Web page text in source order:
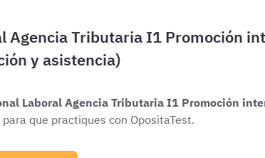
Agencia Tributaria I1 Promoción
y asistencia)
Laboral Agencia Tributaria I1 Promoción
para que practiques con OpositaTest.